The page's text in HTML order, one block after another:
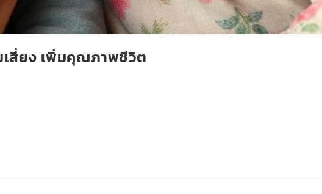
เสี่ยง เพิ่มคุณภาพชีวิต